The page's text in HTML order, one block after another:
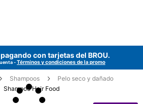
pagando con tarjetas del BROU.
-Términos y condiciones de la promo
Shampoos
Pelo seco y dañado
Shampoo Hair Food